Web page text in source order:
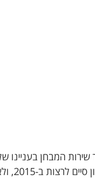
שירות המבחן